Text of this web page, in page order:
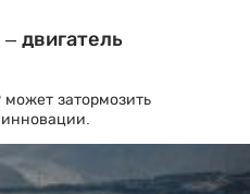
двигатель
затормозить